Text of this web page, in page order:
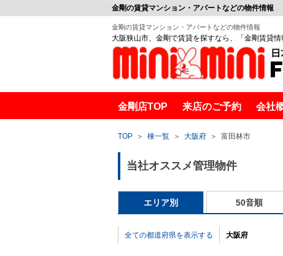
金剛の賃貸マンション・アパートなどの物件情報
金剛の賃貸マンション・アパートなどの物件情報
大阪狭山市、金剛で賃貸を探すなら、「金剛賃貸情
金剛店TOP 来店のご予約 会社
金剛賃貸
TOP ＞ 棟一覧 ＞ 大阪府 ＞ 富田林市
当社オススメ管理物件
エリア別 50音順
全ての都道府県を表示する 大阪府